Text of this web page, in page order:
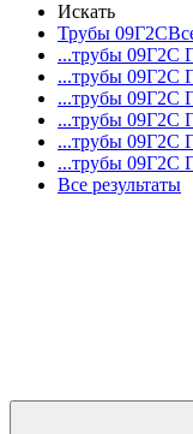
Искать
Трубы 09Г2С
...трубы 09Г2С
...трубы 09Г2С
...трубы 09Г2С
...трубы 09Г2С
...трубы 09Г2С
...трубы 09Г2С
Все результаты